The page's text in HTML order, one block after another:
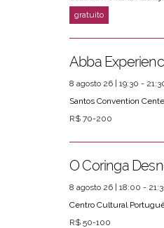
Abba
8 agosto 26 | 19:30 -
Santos Convention
R$ 70-200
O Coringa
8 agosto 26 | 18:00 -
Centro Cultural
R$ 50-100